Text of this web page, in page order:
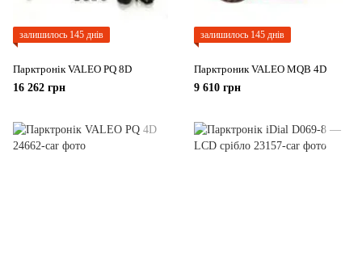
залишилось 145 днів
Парктронік VALEO PQ 8D
16 262 грн
залишилось 145 днів
Парктроник VALEO MQB 4D
9 610 грн